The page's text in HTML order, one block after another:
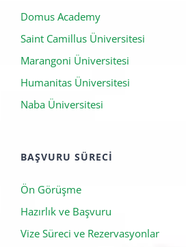
Domus Academy
Saint Camillus Üniversitesi
Marangoni Üniversitesi
Humanitas Üniversitesi
Naba Üniversitesi
BAŞVURU SÜRECI
Ön Görüşme
Hazırlık ve Başvuru
Vize Süreci ve Rezervasyonlar